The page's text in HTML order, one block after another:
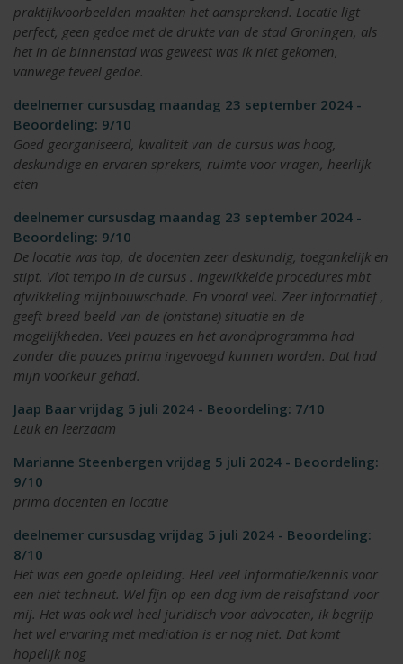
praktijkvoorbeelden maakten het aansprekend. Locatie ligt
perfect, geen gedoe met de drukte van de stad Groningen, als
het in de binnenstad was geweest was ik niet gekomen,
vanwege teveel gedoe.
deelnemer cursusdag maandag 23 september 2024 -
Beoordeling: 9/10
Goed georganiseerd, kwaliteit van de cursus was hoog,
deskundige en ervaren sprekers, ruimte voor vragen, heerlijk
eten
deelnemer cursusdag maandag 23 september 2024 -
Beoordeling: 9/10
De locatie was top, de docenten zeer deskundig, toegankelijk en
stipt. Vlot tempo in de cursus . Ingewikkelde procedures mbt
afwikkeling mijnbouwschade. En vooral veel. Zeer informatief ,
geeft breed beeld van de (ontstane) situatie en de
mogelijkheden. Veel pauzes en het avondprogramma had
zonder die pauzes prima ingevoegd kunnen worden. Dat had
mijn voorkeur gehad.
Jaap Baar vrijdag 5 juli 2024 - Beoordeling: 7/10
Leuk en leerzaam
Marianne Steenbergen vrijdag 5 juli 2024 - Beoordeling:
9/10
prima docenten en locatie
deelnemer cursusdag vrijdag 5 juli 2024 - Beoordeling:
8/10
Het was een goede opleiding. Heel veel informatie/kennis voor
een niet techneut. Wel fijn op een dag ivm de reisafstand voor
mij. Het was ook wel heel juridisch voor advocaten, ik begrijp
het wel ervaring met mediation is er nog niet. Dat komt
hopelijk nog